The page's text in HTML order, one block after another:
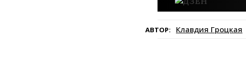
АВТОР: Клавдия Гроцкая